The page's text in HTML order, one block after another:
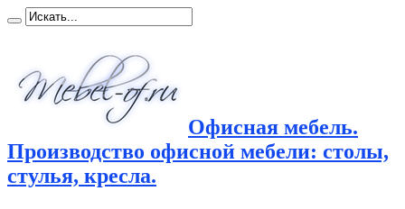
Офисная мебель.
Производство офисной мебели: столы,
стулья, кресла.